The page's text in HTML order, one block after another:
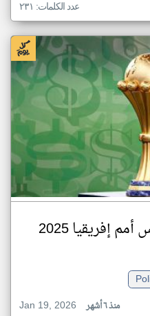
عدد الكلمات: ٢٣١
إفريقيا 2025
Jan 19, 2026
منذ ٦ أشهر